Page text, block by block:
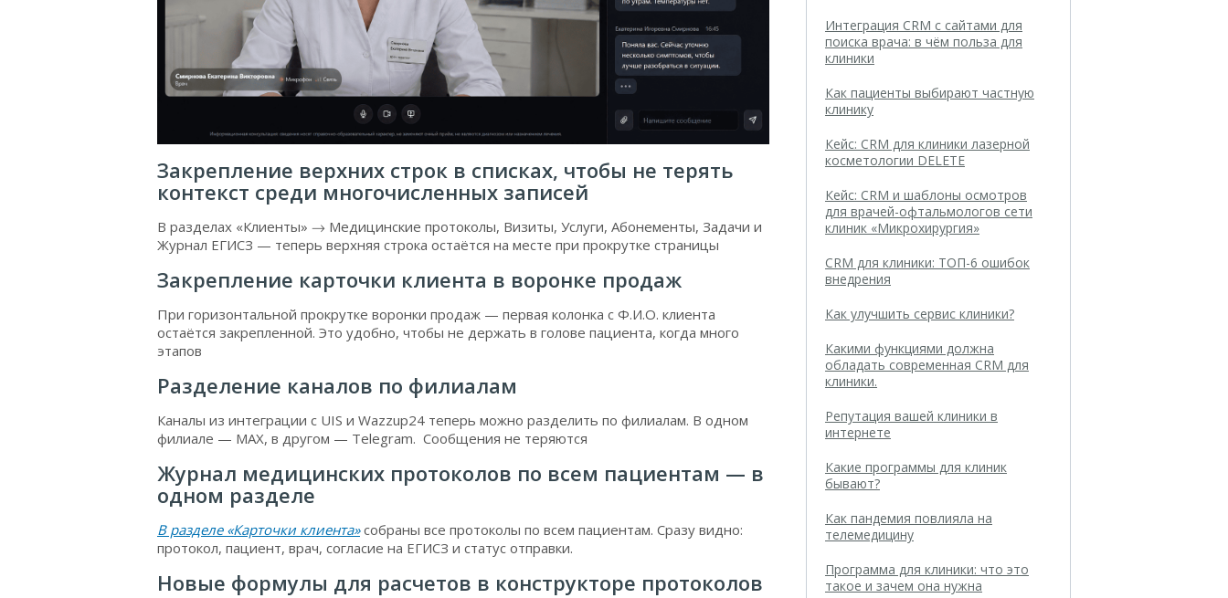
Закрепление верхних строк в списках, чтобы не терять
контекст среди многочисленных записей
В разделах «Клиенты» → Медицинские протоколы, Визиты, Услуги, Абонементы, Задачи и
Журнал ЕГИСЗ — теперь верхняя строка остаётся на месте при прокрутке страницы
Закрепление карточки клиента в воронке продаж
При горизонтальной прокрутке воронки продаж — первая колонка с Ф.И.О. клиента
остаётся закрепленной. Это удобно, чтобы не держать в голове пациента, когда много
этапов
Разделение каналов по филиалам
Каналы из интеграции с UIS и Wazzup24 теперь можно разделить по филиалам. В одном
филиале — MAX, в другом — Telegram. Сообщения не теряются
Журнал медицинских протоколов по всем пациентам — в
одном разделе
В разделе «Карточки клиента»собраны все протоколы по всем пациентам. Сразу видно:
протокол, пациент, врач, согласие на ЕГИСЗ и статус отправки.
Новые формулы для расчетов в конструкторе протоколов
Интеграция CRM с сайтами для
поиска врача: в чём польза для
клиники
Как пациенты выбирают частную
клинику
Кейс: CRM для клиники лазерной
косметологии DELETE
Кейс: CRM и шаблоны осмотров
для врачей-офтальмологов сети
клиник «Микрохирургия»
CRM для клиники: ТОП-6 ошибок
внедрения
Как улучшить сервис клиники?
Какими функциями должна
обладать современная CRM для
клиники.
Репутация вашей клиники в
интернете
Какие программы для клиник
бывают?
Как пандемия повлияла на
телемедицину
Программа для клиники: что это
такое и зачем она нужна